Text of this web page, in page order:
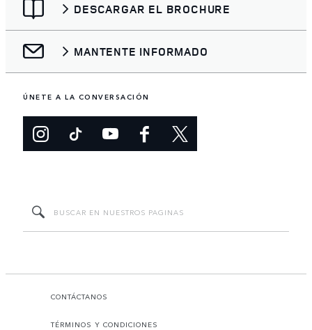
DESCARGAR EL BROCHURE
MANTENTE INFORMADO
ÚNETE A LA CONVERSACIÓN
CONTÁCTANOS
TÉRMINOS Y CONDICIONES